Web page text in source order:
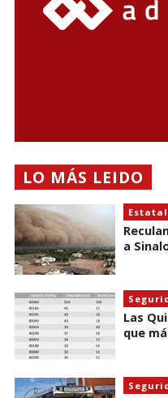
LO MÁS LEIDO
Estatal
a
Las
que